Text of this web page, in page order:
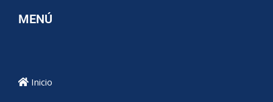
MENÚ
Inicio